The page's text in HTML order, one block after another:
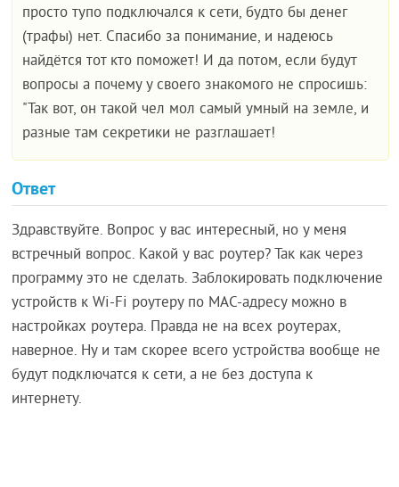
просто тупо подключался к сети, будто бы денег
(трафы) нет. Спасибо за понимание, и надеюсь
найдётся тот кто поможет! И да потом, если будут
вопросы а почему у своего знакомого не спросишь:
"Так вот, он такой чел мол самый умный на земле, и
разные там секретики не разглашает!
Ответ
Здравствуйте. Вопрос у вас интересный, но у меня
встречный вопрос. Какой у вас роутер? Так как через
программу это не сделать. Заблокировать подключение
устройств к Wi-Fi роутеру по MAC-адресу можно в
настройках роутера. Правда не на всех роутерах,
наверное. Ну и там скорее всего устройства вообще не
будут подключатся к сети, а не без доступа к
интернету.